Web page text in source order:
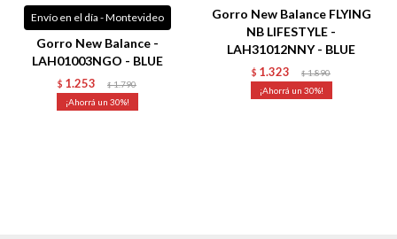
Envío en el día - Montevideo
Gorro New Balance -
LAH01003NGO - BLUE
$ 1.253 $ 1.790
30
Gorro New Balance FLYING
NB LIFESTYLE -
LAH31012NNY - BLUE
$ 1.323 $ 1.890
30